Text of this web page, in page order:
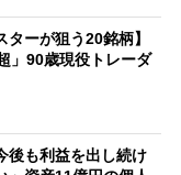
ターが狙う20銘柄】
」90歳現役トレーダ
後も利益を出し続け